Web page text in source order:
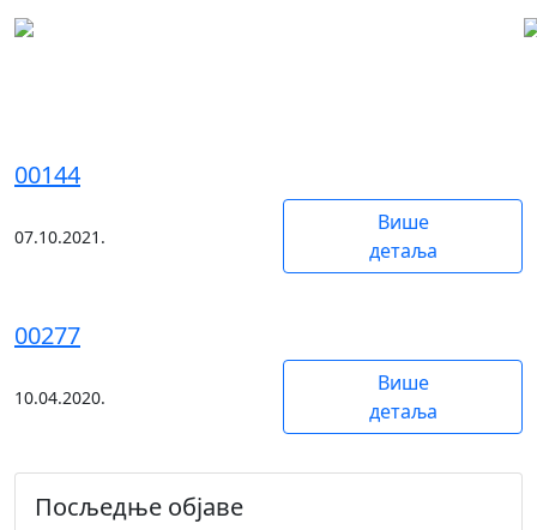
00144
07.10.2021.
Више
детаља
00277
10.04.2020.
Више
детаља
Посљедње објаве